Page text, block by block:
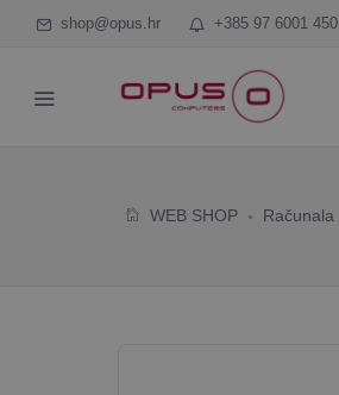
shop@opus.hr +385 97 6001 450
WEB SHOP Računala